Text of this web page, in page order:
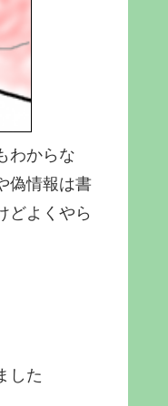
わからな
偽情報は書
どよくやら
した